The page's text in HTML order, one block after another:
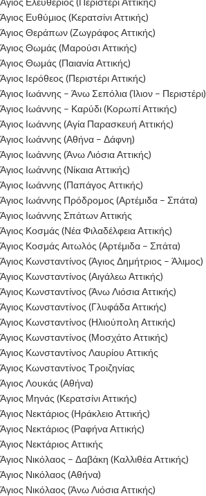
Άγιος Ευθύμιος (Κερατσίνι Αττικής)
Άγιος Θεράπων (Ζωγράφος Αττικής)
Άγιος Θωμάς (Μαρούσι Αττικής)
Άγιος Θωμάς (Παιανία Αττικής)
Άγιος Ιερόθεος (Περιστέρι Αττικής)
Άγιος Ιωάννης – Άνω Σεπόλια (Ίλιον – Περιστέρι)
Άγιος Ιωάννης – Καρύδι (Κορωπί Αττικής)
Άγιος Ιωάννης (Αγία Παρασκευή Αττικής)
Άγιος Ιωάννης (Αθήνα – Δάφνη)
Άγιος Ιωάννης (Άνω Λιόσια Αττικής)
Άγιος Ιωάννης (Νίκαια Αττικής)
Άγιος Ιωάννης (Παπάγος Αττικής)
Άγιος Ιωάννης Πρόδρομος (Αρτέμιδα – Σπάτα)
Άγιος Ιωάννης Σπάτων Αττικής
Άγιος Κοσμάς (Νέα Φιλαδέλφεια Αττικής)
Άγιος Κοσμάς Αιτωλός (Αρτέμιδα – Σπάτα)
Άγιος Κωνσταντίνος (Άγιος Δημήτριος – Άλιμος)
Άγιος Κωνσταντίνος (Αιγάλεω Αττικής)
Άγιος Κωνσταντίνος (Άνω Λιόσια Αττικής)
Άγιος Κωνσταντίνος (Γλυφάδα Αττικής)
Άγιος Κωνσταντίνος (Ηλιούπολη Αττικής)
Άγιος Κωνσταντίνος (Μοσχάτο Αττικής)
Άγιος Κωνσταντίνος Λαυρίου Αττικής
Άγιος Κωνσταντίνος Τροιζηνίας
Άγιος Λουκάς (Αθήνα)
Άγιος Μηνάς (Κερατσίνι Αττικής)
Άγιος Νεκτάριος (Ηράκλειο Αττικής)
Άγιος Νεκτάριος (Ραφήνα Αττικής)
Άγιος Νεκτάριος Αττικής
Άγιος Νικόλαος – Δαβάκη (Καλλιθέα Αττικής)
Άγιος Νικόλαος (Αθήνα)
Άγιος Νικόλαος (Άνω Λιόσια Αττικής)